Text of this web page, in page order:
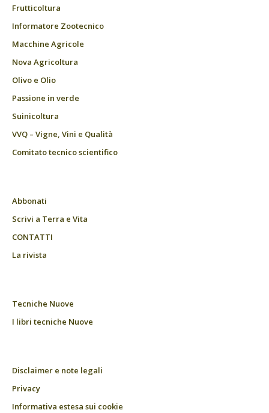
Frutticoltura
Informatore Zootecnico
Macchine Agricole
Nova Agricoltura
Olivo e Olio
Passione in verde
Suinicoltura
VVQ – Vigne, Vini e Qualità
Comitato tecnico scientifico
Abbonati
Scrivi a Terra e Vita
CONTATTI
La rivista
Tecniche Nuove
I libri tecniche Nuove
Disclaimer e note legali
Privacy
Informativa estesa sui cookie